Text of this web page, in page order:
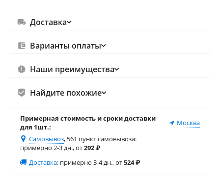
Доставка
Варианты оплаты
Наши преимущества
Найдите похожие
Примерная стоимость и сроки доставки
для 1шт.:
Москва
Самовывоз, 561 пункт самовывоза:
примерно 2-3 дн., от292₽
Доставка: примерно 3-4 дн., от524₽